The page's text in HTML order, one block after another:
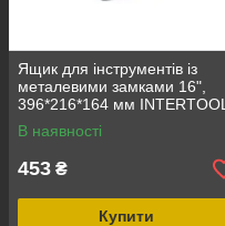
Ящик для інструментів із
металевими замками 16",
396*216*164 мм INTERTOOL
BX-1016
В наявності
453 ₴
Купити